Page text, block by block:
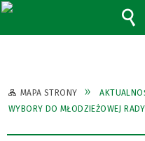
MAPA STRONY
WYBORY DO MŁODZIEŻOWEJ